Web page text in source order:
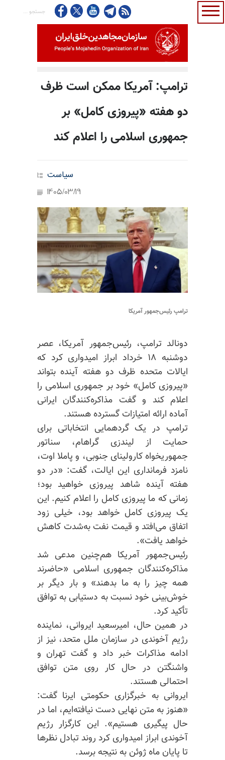
ترامپ: آمریکا ممکن است ظرف
دو هفته «پیروزی کامل» بر
جمهوری اسلامی را اعلام کند
سیاست
1405/03/19
ترامپ رئیس‌جمهور آمریکا
دونالد ترامپ، رئیس‌جمهور آمریکا، عصر
دوشنبه ۱۸ خرداد ابراز امیدواری کرد که
ایالات متحده ظرف دو هفته آینده بتواند
«پیروزی کامل» خود بر جمهوری اسلامی را
اعلام کند و گفت مذاکره‌کنندگان ایرانی
آماده ارائه امتیازات گسترده هستند.
ترامپ در یک گردهمایی انتخاباتی برای
حمایت از لیندزی گراهام، سناتور
جمهوریخواه کارولینای جنوبی، و پاملا اوت،
نامزد فرمانداری این ایالت، گفت: «در دو
هفته آینده شاهد پیروزی خواهید بود؛
زمانی که ما پیروزی کامل را اعلام کنیم. این
یک پیروزی کامل خواهد بود، خیلی زود
اتفاق می‌افتد و قیمت نفت به‌شدت کاهش
خواهد یافت».
رئیس‌جمهور آمریکا هم‌چنین مدعی شد
مذاکره‌کنندگان جمهوری اسلامی «حاضرند
همه چیز را به ما بدهند» و بار دیگر بر
خوش‌بینی خود نسبت به دستیابی به توافق
تأکید کرد.
در همین حال، امیرسعید ایروانی، نماینده
رژیم آخوندی در سازمان ملل متحد، نیز از
ادامه مذاکرات خبر داد و گفت تهران و
واشنگتن در حال کار روی متن توافق
احتمالی هستند.
ایروانی به خبرگزاری حکومتی ایرنا گفت:
«هنوز به متن نهایی دست نیافته‌ایم، اما در
حال پیگیری هستیم». این کارگزار رژیم
آخوندی ابراز امیدواری کرد روند تبادل نظرها
تا پایان ماه ژوئن به نتیجه برسد.